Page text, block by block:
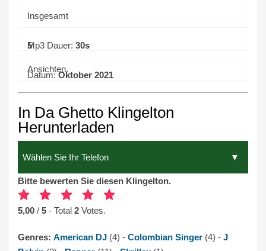
Insgesamt
5
Ansichten.
Mp3 Dauer: 30s
Datum:Oktober 2021
In Da Ghetto Klingelton
Herunterladen
Bitte bewerten Sie diesen Klingelton.
5,00 / 5 - Total 2 Votes.
Genres: American DJ (4) - Colombian Singer (4) - J